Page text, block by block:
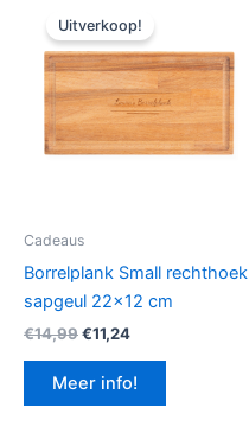
Uitverkoop!
Cadeaus
Borrelplank Small rechthoek
sapgeul 22×12 cm
€14,99Oorspronkelijke
was:
€14,99.
€11,24Huidige
is:
€11,24.
Meer info!